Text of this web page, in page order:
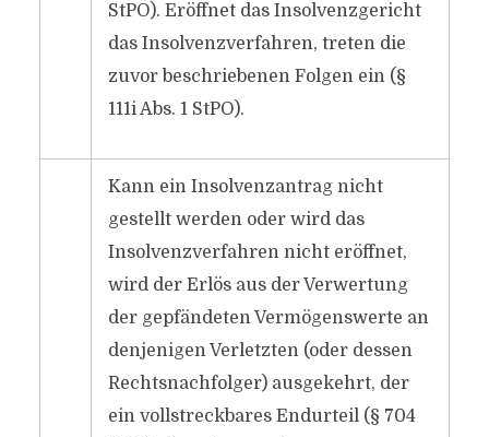
StPO). Eröffnet das Insolvenzgericht
das Insolvenzverfahren, treten die
zuvor beschriebenen Folgen ein (§
111i Abs. 1 StPO).
Kann ein Insolvenzantrag nicht
gestellt werden oder wird das
Insolvenzverfahren nicht eröffnet,
wird der Erlös aus der Verwertung
der gepfändeten Vermögenswerte an
denjenigen Verletzten (oder dessen
Rechtsnachfolger) ausgekehrt, der
ein vollstreckbares Endurteil (§ 704